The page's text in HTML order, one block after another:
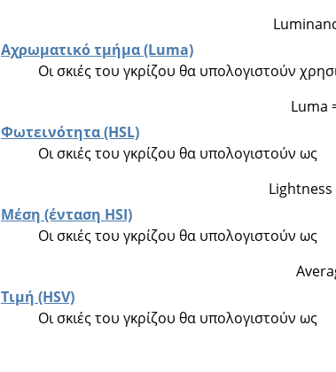
Αχρωματικό τμήμα (Luma)
Οι σκιές του γκρίζου θα υπολογιστούν
Luma
Φωτεινότητα (HSL)
Οι σκιές του γκρίζου θα υπολογιστούν ως
Lightness
Μέση (ένταση HSI)
Οι σκιές του γκρίζου θα υπολογιστούν ως
Τιμή (HSV)
Οι σκιές του γκρίζου θα υπολογιστούν ως